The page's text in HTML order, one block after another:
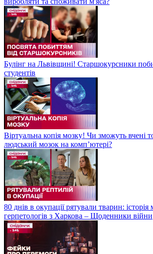
Булінг на Львівщині! Старшокурсники
студентів
Віртуальна копія мозку! Чи зможуть вчені
людський мозок на компʼютері?
80 днів в окупації рятували тварин: історія
герпетологів з Харкова – Щоденники війни